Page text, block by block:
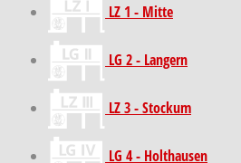
LZ 1 - Mitte
LG 2 - Langern
LZ 3 - Stockum
LG 4 - Holthausen